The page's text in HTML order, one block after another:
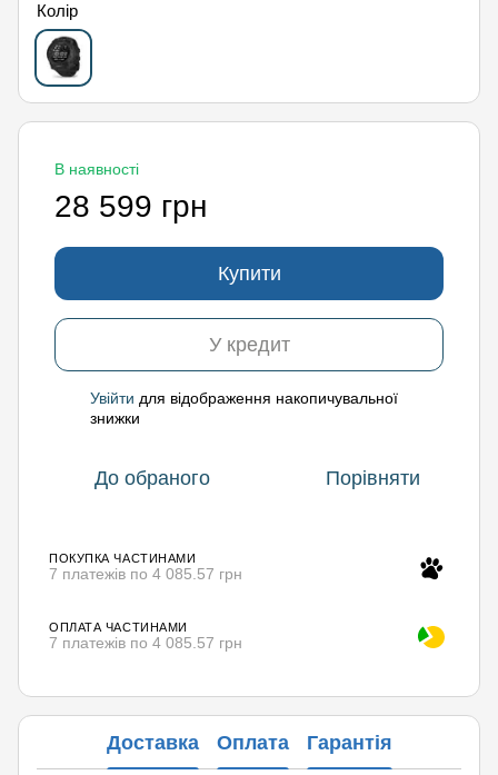
Колір
В наявності
28 599 грн
Купити
У кредит
Увійти для відображення накопичувальної
знижки
До обраного Порівняти
ПОКУПКА ЧАСТИНАМИ
7 платежів по 4 085.57 грн
ОПЛАТА ЧАСТИНАМИ
7 платежів по 4 085.57 грн
Доставка Оплата Гарантія